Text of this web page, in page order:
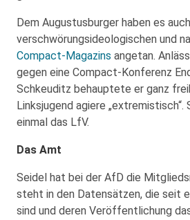
Dem Augustusburger haben es
verschwörungsideologischen und
Compact-Magazins angetan.
gegen eine Compact-Konferenz
Schkeuditz behauptete er ganz
Linksjugend agiere
einmal das LfV.
Das Amt
Seidel hat bei der AfD die
steht in den Datensätzen, die seit
sind und deren Veröffentlichung